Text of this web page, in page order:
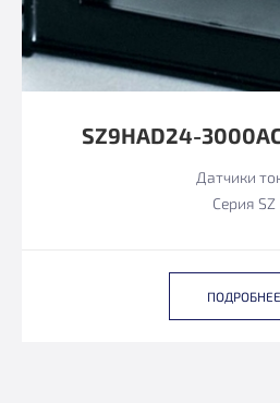
SZ9HAD24-
Датчики
Серия SZ
ПОДРОБНЕЕ